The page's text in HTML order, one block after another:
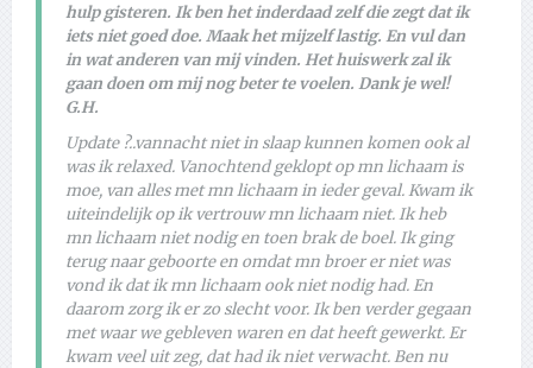
hulp gisteren. Ik ben het inderdaad zelf die zegt dat ik
iets niet goed doe. Maak het mijzelf lastig. En vul dan
in wat anderen van mij vinden. Het huiswerk zal ik
gaan doen om mij nog beter te voelen. Dank je wel!
G.H.
Update ?..vannacht niet in slaap kunnen komen ook al
was ik relaxed. Vanochtend geklopt op mn lichaam is
moe, van alles met mn lichaam in ieder geval. Kwam ik
uiteindelijk op ik vertrouw mn lichaam niet. Ik heb
mn lichaam niet nodig en toen brak de boel. Ik ging
terug naar geboorte en omdat mn broer er niet was
vond ik dat ik mn lichaam ook niet nodig had. En
daarom zorg ik er zo slecht voor. Ik ben verder gegaan
met waar we gebleven waren en dat heeft gewerkt. Er
kwam veel uit zeg, dat had ik niet verwacht. Ben nu